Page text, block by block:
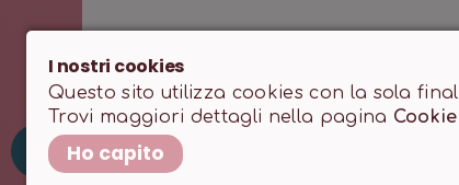
M
MONDO SSD SRL • P.IVA 12466200966 • Capitale
Powered by
I nostri cookies
Questo sito utilizza cookies con la sola
Trovi maggiori dettagli nella pagina
Ho capito